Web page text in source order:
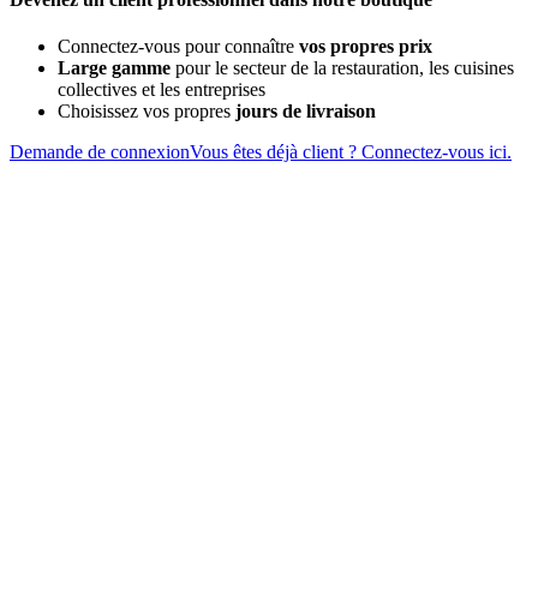
Connectez-vous pour connaître vos propres prix
Large gamme pour le secteur de la restauration, les cuisines
collectives et les entreprises
Choisissez vos propres jours de livraison
Demande de connexionVous êtes déjà client ? Connectez-vous ici.